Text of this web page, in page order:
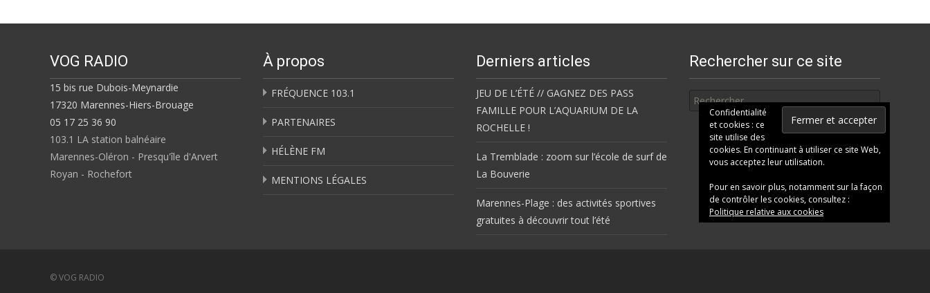
VOG RADIO
15 bis rue Dubois-Meynardie
17320 Marennes-Hiers-Brouage
05 17 25 36 90
103.1 LA station balnéaire
Marennes-Oléron - Presqu'île d'Arvert
Royan - Rochefort
À propos
FRÉQUENCE 103.1
PARTENAIRES
HÉLÈNE FM
MENTIONS LÉGALES
Derniers articles
JEU DE L’ÉTÉ // GAGNEZ DES PASS
FAMILLE POUR L’AQUARIUM DE LA
ROCHELLE !
La Tremblade : zoom sur l’école de surf de
La Bouverie
Marennes-Plage : des activités sportives
gratuites à découvrir tout l’été
Rechercher sur ce site
Confidentialité
et cookies : ce
site utilise des
cookies. En continuant à utiliser ce site Web,
vous acceptez leur utilisation.
Pour en savoir plus, notamment sur la façon
de contrôler les cookies, consultez :
Politique relative aux cookies
© VOG RADIO